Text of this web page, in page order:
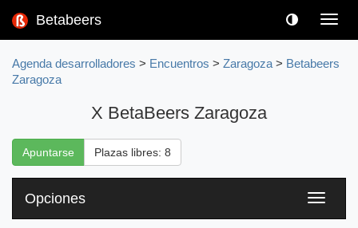
Betabeers
Agenda desarrolladores > Encuentros > Zaragoza > Betabeers
Zaragoza
X BetaBeers Zaragoza
Apuntarse Plazas libres: 8
Toggle
Opciones